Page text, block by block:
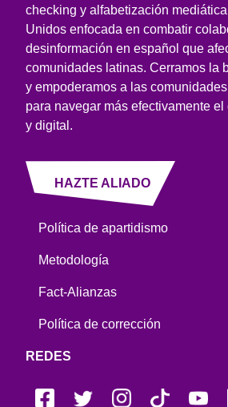
checking y alfabetización
Unidos enfocada en combatir
desinformación en español que
comunidades latinas. Cerramos la
y empoderamos a las
para navegar más efectivamente
y digital.
HAZTE ALIADO
Política de apartidismo
Metodología
Fact-Alianzas
Política de corrección
REDES